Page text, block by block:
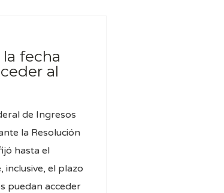
fecha
al
de Ingresos
la Resolución
hasta el
el plazo
puedan acceder